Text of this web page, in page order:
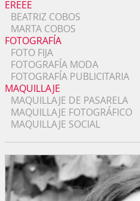
EREEE
BEATRIZ COBOS
MARTA COBOS
FOTOGRAFÍA
FOTO FIJA
FOTOGRAFÍA MODA
FOTOGRAFÍA PUBLICITARIA
MAQUILLAJE
MAQUILLAJE DE PASARELA
MAQUILLAJE FOTOGRÁFICO
MAQUILLAJE SOCIAL